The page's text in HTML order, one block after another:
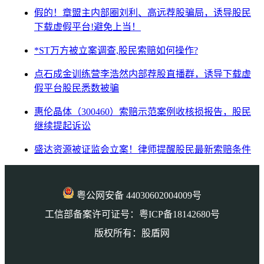
假的！章盟主内部圈刘利、高远荐股骗局，诱导股民
下载虚假平台!避免上当！
*ST万方被立案调查,股民索赔如何操作?
点石成金训练营李浩然内部荐股直播群，诱导下载虚
假平台股民悉数被骗
惠伦晶体（300460）索赔示范案例收核损报告，股民
继续提起诉讼
盛达资源被证监会立案！律师提醒股民最新索赔条件
粤公网安备 44030602004009号
工信部备案许可证号：粤ICP备18142680号
版权所有：股盾网